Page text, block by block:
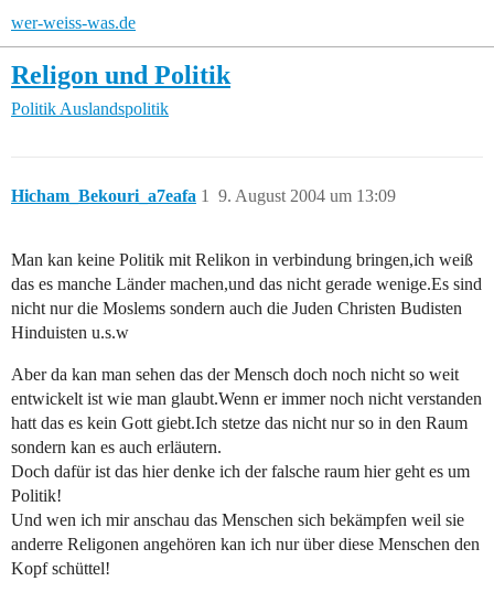
wer-weiss-was.de
Religon und Politik
Politik Auslandspolitik
Hicham_Bekouri_a7eafa 9. August 2004 um 13:09
1
Man kan keine Politik mit Relikon in verbindung bringen,ich weiß
das es manche Länder machen,und das nicht gerade wenige.Es sind
nicht nur die Moslems sondern auch die Juden Christen Budisten
Hinduisten u.s.w
Aber da kan man sehen das der Mensch doch noch nicht so weit
entwickelt ist wie man glaubt.Wenn er immer noch nicht verstanden
hatt das es kein Gott giebt.Ich stetze das nicht nur so in den Raum
sondern kan es auch erläutern.
Doch dafür ist das hier denke ich der falsche raum hier geht es um
Politik!
Und wen ich mir anschau das Menschen sich bekämpfen weil sie
anderre Religonen angehören kan ich nur über diese Menschen den
Kopf schüttel!